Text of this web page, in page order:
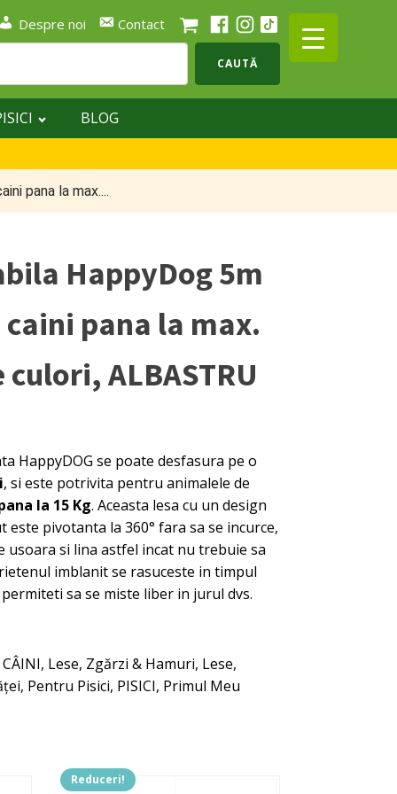
Despre noi Contact
CAUTĂ
BLOG
pana la max....
HappyDog 5m
pana la max.
ALBASTRU
HappyDOG se poate desfasura pe o
, si este potrivita pentru animalele de
la 15 Kg. Aceasta lesa cu un design
pivotanta la 360° fara sa se incurce,
usoara si lina astfel incat nu trebuie sa
imblanit se rasuceste in timpul
sa se miste liber in jurul dvs.
CÂINI, Lese, Zgărzi & Hamuri, Lese,
, Pentru Pisici, PISICI, Primul Meu
Reduceri!
Acest